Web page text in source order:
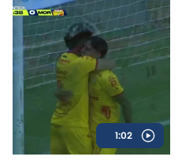
1:02